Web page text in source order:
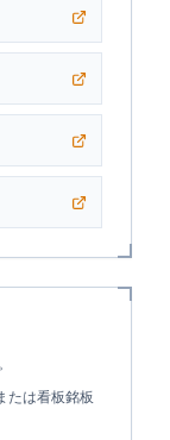
たは看板銘板